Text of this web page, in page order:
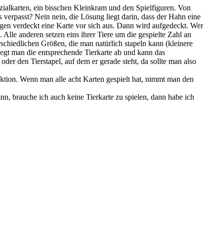
ein bisschen Kleinkram und den Spielfiguren. Von
Nein nein, die Lösung liegt darin, dass der Hahn eine
verdeckt eine Karte vor sich aus. Dann wird aufgedeckt. Wer
anderen setzen eins ihrer Tiere um die gespielte Zahl an
Größen, die man natürlich stapeln kann (kleinere
man die entsprechende Tierkarte ab und kann das
den Tierstapel, auf dem er gerade steht, da sollte man also
Wenn man alle acht Karten gespielt hat, nimmt man den
brauche ich auch keine Tierkarte zu spielen, dann habe ich